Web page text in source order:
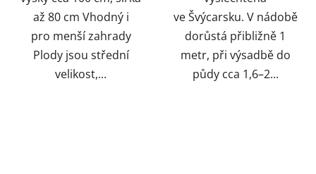
až 80 cm Vhodný i
pro menší zahrady
Plody jsou střední
velikost,...
ve Švýcarsku. V nádobě
dorůstá přibližně 1
metr, při výsadbě do
půdy cca 1,6–2...